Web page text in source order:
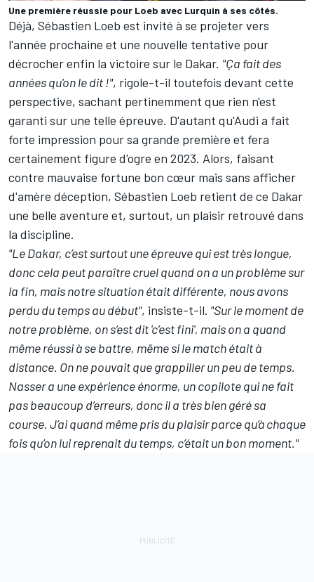
Une première réussie pour Loeb avec Lurquin à ses côtés.
Déjà, Sébastien Loeb est invité à se projeter vers
l'année prochaine et une nouvelle tentative pour
décrocher enfin la victoire sur le Dakar. "Ça fait des
années qu'on le dit !", rigole-t-il toutefois devant cette
perspective, sachant pertinemment que rien n'est
garanti sur une telle épreuve. D'autant qu'Audi a fait
forte impression pour sa grande première et fera
certainement figure d'ogre en 2023. Alors, faisant
contre mauvaise fortune bon cœur mais sans afficher
d'amère déception, Sébastien Loeb retient de ce Dakar
une belle aventure et, surtout, un plaisir retrouvé dans
la discipline.
"Le Dakar, c’est surtout une épreuve qui est très longue,
donc cela peut paraître cruel quand on a un problème sur
la fin, mais notre situation était différente, nous avons
perdu du temps au début", insiste-t-il. "Sur le moment de
notre problème, on s’est dit 'c’est fini', mais on a quand
même réussi à se battre, même si le match était à
distance. On ne pouvait que grappiller un peu de temps.
Nasser a une expérience énorme, un copilote qui ne fait
pas beaucoup d’erreurs, donc il a très bien géré sa
course. J’ai quand même pris du plaisir parce qu’à chaque
fois qu’on lui reprenait du temps, c’était un bon moment."